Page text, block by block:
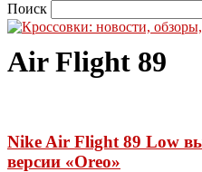
Поиск
Air Flight 89
Nike Air Flight 89 Low
версии «Oreo»